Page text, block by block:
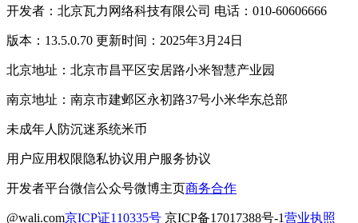
开发者：北京瓦力网络科技有限公司 电话：010-60606666
版本：13.5.0.70 更新时间：2025年3月24日
北京地址：北京市昌平区安居路小米智慧产业园
南京地址：南京市建邺区永初路37号小米华东总部
未成年人防沉迷系统米币
用户应用权限隐私协议用户服务协议
开发者平台微信公众号微博主页商务合作
@wali.com京ICP证110335号 京ICP备17017388号-1营业执照